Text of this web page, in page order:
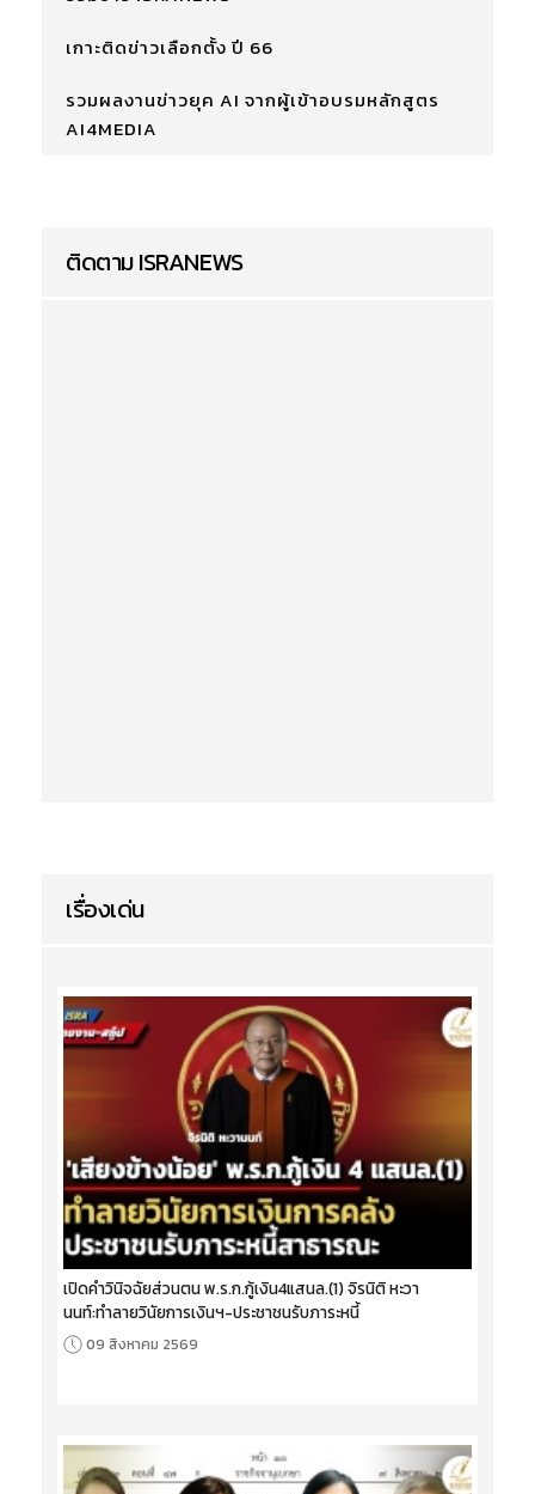
เกาะติดข่าวเลือกตั้ง ปี 66
รวมผลงานข่าวยุค AI จากผู้เข้าอบรมหลักสูตร
AI4MEDIA
ติดตาม ISRANEWS
เรื่องเด่น
เปิดคำวินิจฉัยส่วนตน พ.ร.ก.กู้เงิน4แสนล.(1) จิรนิติ หะวา
นนท์:ทำลายวินัยการเงินฯ-ประชาชนรับภาระหนี้
09 สิงหาคม 2569